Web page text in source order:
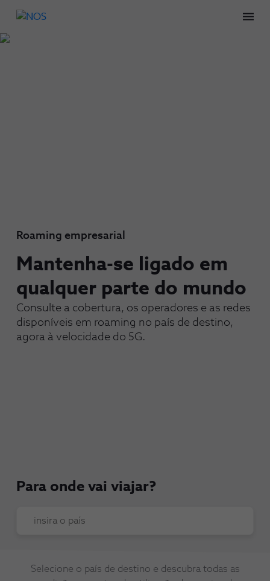
Roaming empresarial
Mantenha-se ligado em
qualquer parte do mundo
Consulte a cobertura, os operadores e as redes
disponíveis em roaming no país de destino,
agora à velocidade do 5G.
Para onde vai viajar?
Selecione o país de destino e descubra todas as